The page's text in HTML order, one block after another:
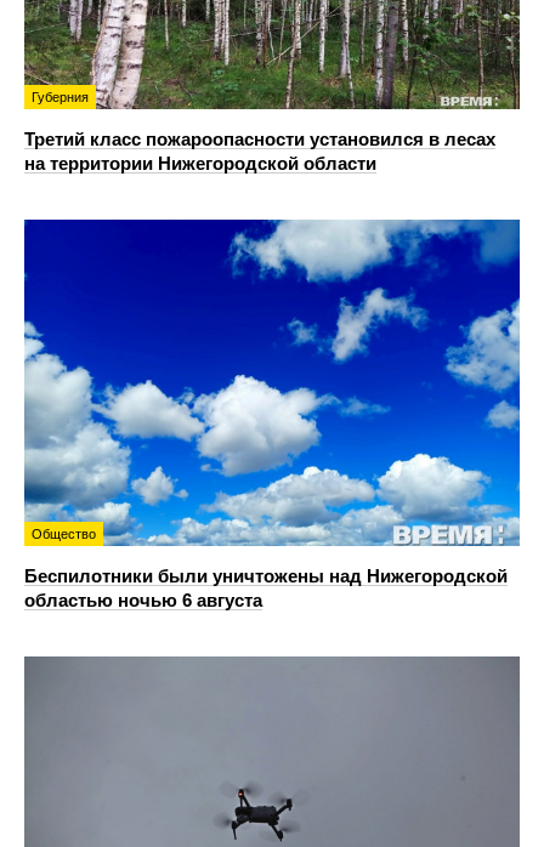
Губерния
Третий класс пожароопасности установился в лесах
на территории Нижегородской области
Общество
Беспилотники были уничтожены над Нижегородской
областью ночью 6 августа